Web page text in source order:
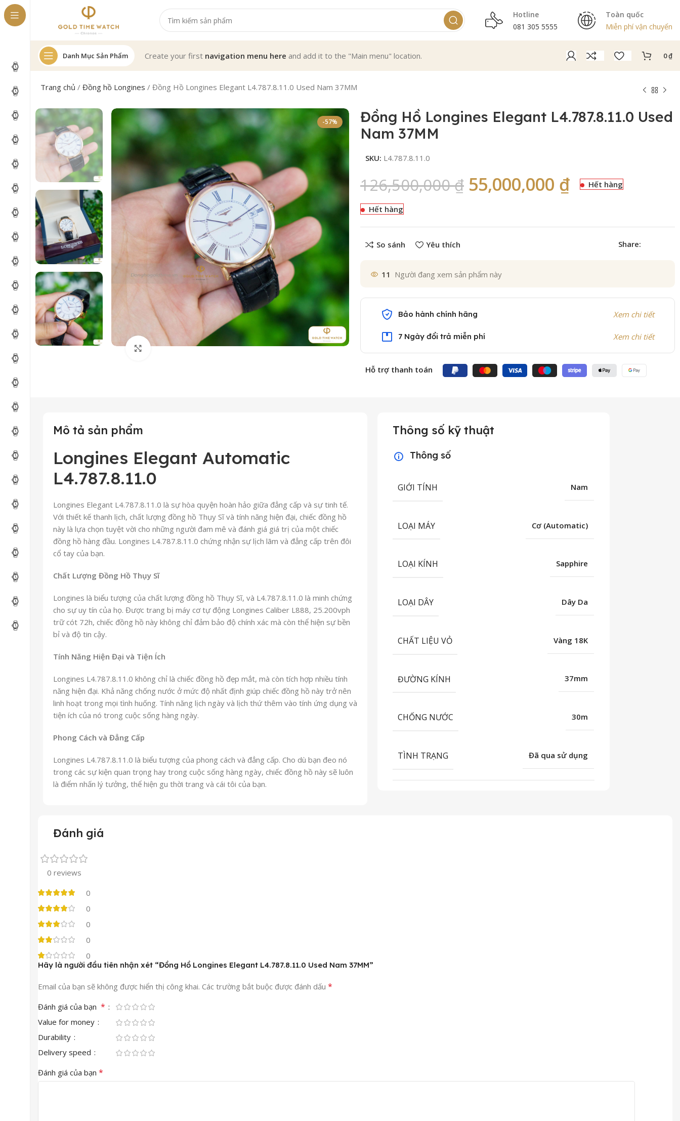
Hotline
081 305 5555
Toàn quốc
Miễn phí vận chuyển
Danh Mục Sản Phẩm Create your first navigation menu here and add it to the "Main menu" location. 0₫
Trang chủ /Đồng hồ Longines /Đồng Hồ Longines Elegant L4.787.8.11.0 Used Nam 37MM
-57%
Click to enlarge
Đồng Hồ Longines Elegant L4.787.8.11.0 Used
Nam 37MM
SKU: L4.787.8.11.0
126,500,000₫ 55,000,000 ₫ Hết hàng
Hết hàng
So sánh Yêu thích Share:
11 Người đang xem sản phẩm này
Bảo hành chính hãng Xem chi tiết
7 Ngày đổi trả miễn phí Xem chi tiết
Hỗ trợ thanh toán
Mô tả sản phẩm
Longines Elegant Automatic
L4.787.8.11.0
Longines Elegant L4.787.8.11.0 là sự hòa quyện hoàn hảo giữa đẳng cấp và sự tinh tế.
Với thiết kế thanh lịch, chất lượng đồng hồ Thụy Sĩ và tính năng hiện đại, chiếc đồng hồ
này là lựa chọn tuyệt vời cho những người đam mê và đánh giá giá trị của một chiếc
đồng hồ hàng đầu. Longines L4.787.8.11.0 chứng nhận sự lịch lãm và đẳng cấp trên đôi
cổ tay của bạn.
Chất Lượng Đồng Hồ Thụy Sĩ
Longines là biểu tượng của chất lượng đồng hồ Thụy Sĩ, và L4.787.8.11.0 là minh chứng
cho sự uy tín của họ. Được trang bị máy cơ tự động Longines Caliber L888, 25.200vph
trữ cót 72h, chiếc đồng hồ này không chỉ đảm bảo độ chính xác mà còn thể hiện sự bền
bỉ và độ tin cậy.
Tính Năng Hiện Đại và Tiện Ích
Longines L4.787.8.11.0 không chỉ là chiếc đồng hồ đẹp mắt, mà còn tích hợp nhiều tính
năng hiện đại. Khả năng chống nước ở mức độ nhất định giúp chiếc đồng hồ này trở nên
linh hoạt trong mọi tình huống. Tính năng lịch ngày và lịch thứ thêm vào tính ứng dụng và
tiện ích của nó trong cuộc sống hàng ngày.
Phong Cách và Đẳng Cấp
Longines L4.787.8.11.0 là biểu tượng của phong cách và đẳng cấp. Cho dù bạn đeo nó
trong các sự kiện quan trọng hay trong cuộc sống hàng ngày, chiếc đồng hồ này sẽ luôn
là điểm nhấn lý tưởng, thể hiện gu thời trang và cái tôi của bạn.
Thông số kỹ thuật
Thông số
GIỚI TÍNH Nam
LOẠI MÁY Cơ (Automatic)
LOẠI KÍNH Sapphire
LOẠI DÂY Dây Da
CHẤT LIỆU VỎ Vàng 18K
ĐƯỜNG KÍNH 37mm
CHỐNG NƯỚC 30m
TÌNH TRẠNG Đã qua sử dụng
Đánh giá
0 reviews
0
0
0
0
0
Hãy là người đầu tiên nhận xét “Đồng Hồ Longines Elegant L4.787.8.11.0 Used Nam 37MM”
Email của bạn sẽ không được hiển thị công khai. Các trường bắt buộc được đánh dấu *
Đánh giá của bạn *
Value for money
Durability
Delivery speed
Đánh giá của bạn *